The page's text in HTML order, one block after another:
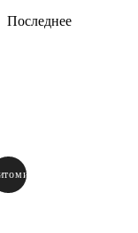
Последнее